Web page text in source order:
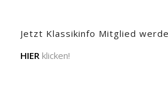
Jetzt Klassikinfo Mitglied
HIER klicken!